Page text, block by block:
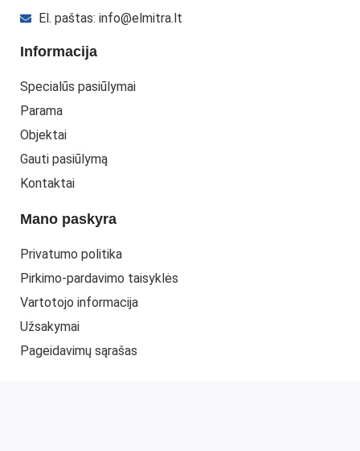
El. paštas: info@elmitra.lt
Informacija
Specialūs pasiūlymai
Parama
Objektai
Gauti pasiūlymą
Kontaktai
Mano paskyra
Privatumo politika
Pirkimo-pardavimo taisyklės
Vartotojo informacija
Užsakymai
Pageidavimų sąrašas